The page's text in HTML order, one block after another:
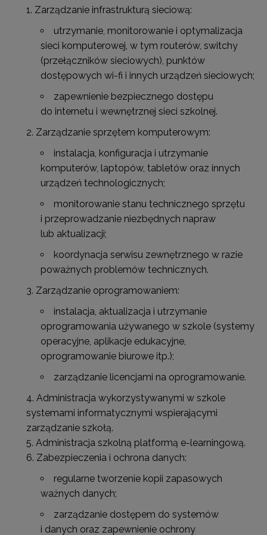
Zarządzanie infrastrukturą sieciową:
utrzymanie, monitorowanie i optymalizacja
sieci komputerowej, w tym routerów, switchy
(przełączników sieciowych), punktów
dostępowych wi-fi i innych urządzeń sieciowych;
zapewnienie bezpiecznego dostępu
do internetu i wewnętrznej sieci szkolnej.
Zarządzanie sprzętem komputerowym:
instalacja, konfiguracja i utrzymanie
komputerów, laptopów, tabletów oraz innych
urządzeń technologicznych;
monitorowanie stanu technicznego sprzętu
i przeprowadzanie niezbędnych napraw
lub aktualizacji;
koordynacja serwisu zewnętrznego w razie
poważnych problemów technicznych.
Zarządzanie oprogramowaniem:
instalacja, aktualizacja i utrzymanie
oprogramowania używanego w szkole (systemy
operacyjne, aplikacje edukacyjne,
oprogramowanie biurowe itp.);
zarządzanie licencjami na oprogramowanie.
Administracja wykorzystywanymi w szkole
systemami informatycznymi wspierającymi
zarządzanie szkołą.
Administracja szkolną platformą e-learningową.
Zabezpieczenia i ochrona danych:
regularne tworzenie kopii zapasowych
ważnych danych;
zarządzanie dostępem do systemów
i danych oraz zapewnienie ochrony